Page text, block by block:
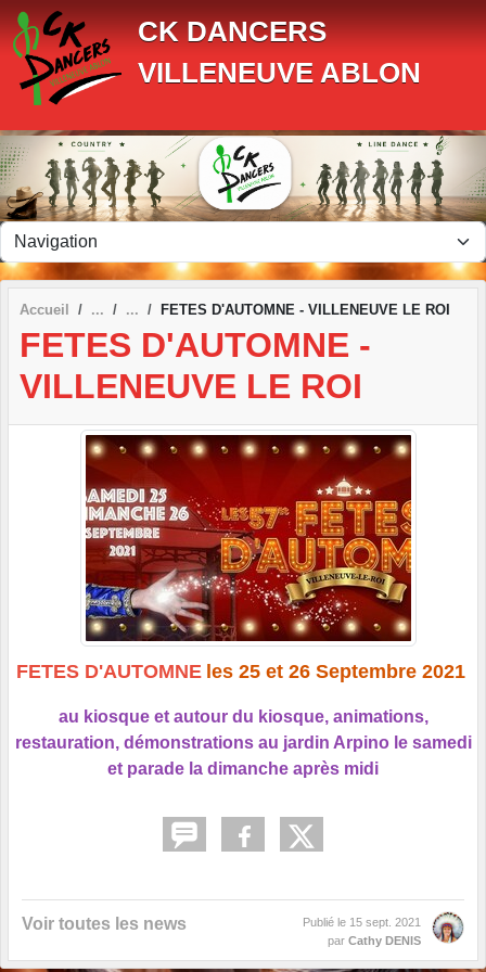
CK DANCERS
VILLENEUVE ABLON
Accueil FETES D'AUTOMNE - VILLENEUVE LE ROI
FETES D'AUTOMNE -
VILLENEUVE LE ROI
FETES D'AUTOMNE les 25 et 26 Septembre 2021
au kiosque et autour du kiosque, animations,
restauration, démonstrations au jardin Arpino le samedi
et parade la dimanche après midi
Voir toutes les news Publié le 15 sept. 2021
par Cathy DENIS
Panneau de gestion des cookies